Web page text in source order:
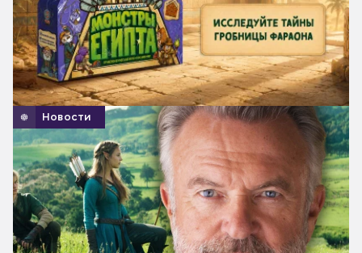
Новости